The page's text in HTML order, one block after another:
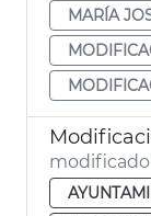
MARÍA
modificado